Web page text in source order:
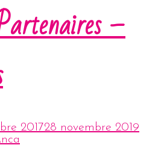
–
201728 novembre 2019